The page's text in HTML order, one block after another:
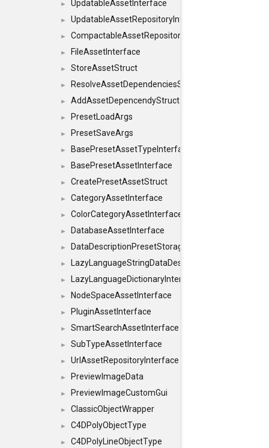
► UpdatableAssetInterface
► UpdatableAssetRepositoryInterface
► CompactableAssetRepositoryInterface
► FileAssetInterface
► StoreAssetStruct
► ResolveAssetDependenciesStruct
► AddAssetDepencendyStruct
► PresetLoadArgs
► PresetSaveArgs
► BasePresetAssetTypeInterface
► BasePresetAssetInterface
► CreatePresetAssetStruct
► CategoryAssetInterface
► ColorCategoryAssetInterface
► DatabaseAssetInterface
► DataDescriptionPresetStorageInterface
►
► LazyLanguageDictionaryInterface
► NodeSpaceAssetInterface
► PluginAssetInterface
► SmartSearchAssetInterface
► SubTypeAssetInterface
► UrlAssetRepositoryInterface
► PreviewImageData
► PreviewImageCustomGui
► ClassicObjectWrapper
► C4DPolyObjectType
► C4DPolyLineObjectType